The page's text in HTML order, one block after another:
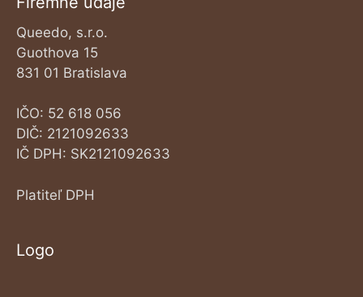
Queedo, s.r.o.
Guothova 15
831 01 Bratislava
IČO: 52 618 056
DIČ: 2121092633
IČ DPH: SK2121092633
Platiteľ DPH
Logo